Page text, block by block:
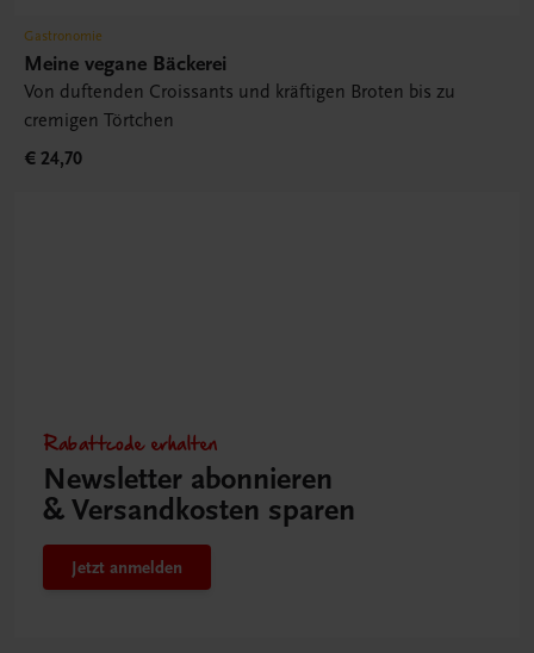
Gastronomie
Meine vegane Bäckerei
Von duftenden Croissants und kräftigen Broten bis zu
cremigen Törtchen
€ 24,70
Rabattcode erhalten
Newsletter abonnieren
& Versandkosten sparen
Jetzt anmelden